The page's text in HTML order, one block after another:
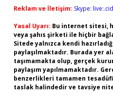
Reklam ve İletişim: Skype:
Yasal Uyarı: Bu internet sitesi,
veya şahıs şirketi ile hiçbir
Sitede yalnızca kendi
paylaşılmaktadır. Burada yer
taşımamakta olup, gerçek
paylaşım yapılmamaktadır.
benzerlikleri tamamen
taslak halindedir ve tavsiye